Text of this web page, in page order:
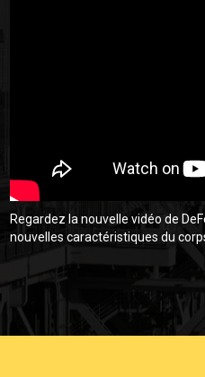
Regardez la nouvelle vidéo de
nouvelles caractéristiques du